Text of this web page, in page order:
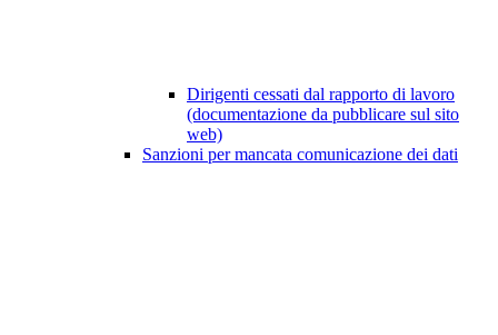
Dirigenti cessati dal rapporto di lavoro
(documentazione da pubblicare sul sito
web)
Sanzioni per mancata comunicazione dei dati